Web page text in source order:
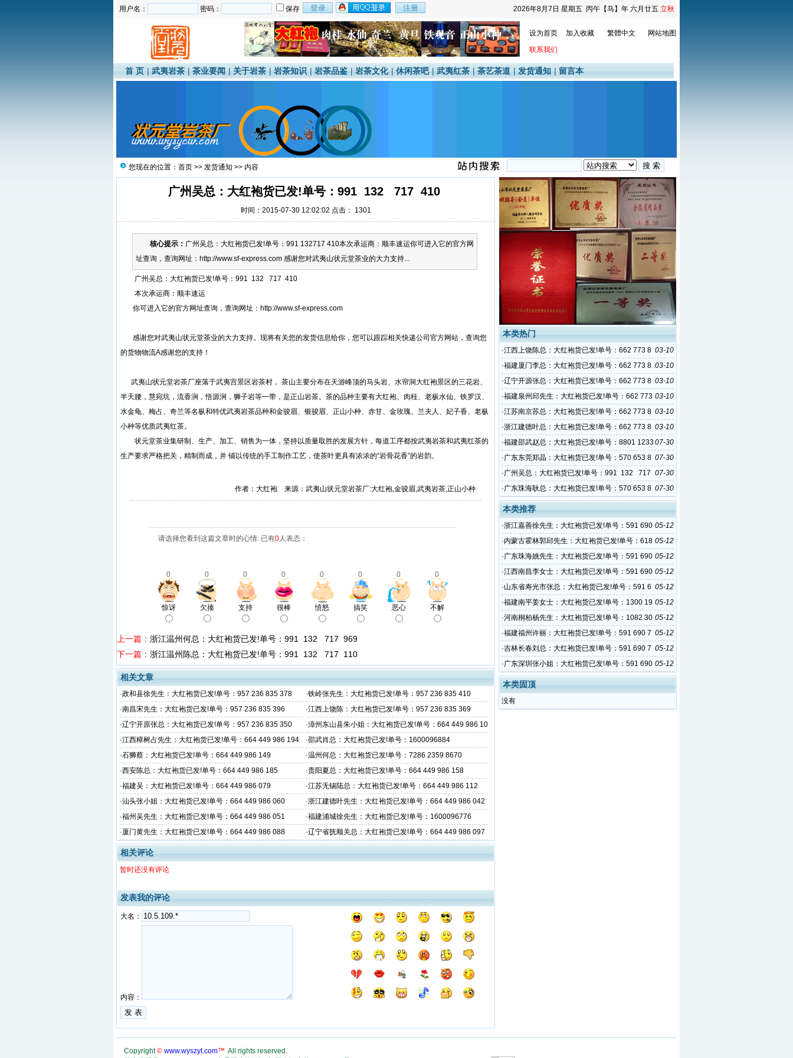
2026年8月7日 星期五 丙午【马】年 六月廿五 立秋
用户名： 密码： 保存
设为首页 加入收藏 繁體中文
网站地图
联系我们
首 页 |武夷岩茶 |茶业要闻 |关于岩茶 |岩茶知识 |岩茶品鉴 |岩茶文化 |休闲茶吧 |武夷红茶 |茶艺茶道 |发货通知 |留言本
您现在的位置： 首页 >> 发货通知 >> 内容
广州吴总：大红袍货已发!单号：991 132 717 410
时间：2015-07-30 12:02:02 点击： 1301
核心提示： 广州吴总：大红袍货已发!单号：991 132717 410本次承运商：顺丰速运你可进入它的官方网
址查询，查询网址：http://www.sf-express.com 感谢您对武夷山状元堂茶业的大力支持...
广州吴总：大红袍货已发!单号：991 132 717 410
本次承运商：顺丰速运
你可进入它的官方网址查询，查询网址：http://www.sf-express.com
感谢您对武夷山状元堂茶业的大力支持。现将有关您的发货信息给你，您可以跟踪相关快递公司官方网站，查询您
的货物物流A感谢您的支持！
武夷山状元堂岩茶厂座落于武夷宫景区岩茶村， 茶山主要分布在天游峰顶的马头岩、水帘洞大红袍景区的三花岩、
半天腰，慧宛坑，流香涧，悟源涧，狮子岩等一带，是正山岩茶。茶的品种主要有大红袍、肉桂、老枞水仙、铁罗汉、
水金龟、梅占、奇兰等名枞和特优武夷岩茶品种和金骏眉、银骏眉、正山小种、赤甘、金玫瑰、兰夫人、妃子香、老枞
小种等优质武夷红茶。
状元堂茶业集研制、生产、加工、销售为一体，坚持以质量取胜的发展方针，每道工序都按武夷岩茶和武夷红茶的
生产要求严格把关，精制而成，并 铺以传统的手工制作工艺，使茶叶更具有浓浓的“岩骨花香”的岩韵。
作者：大红袍 来源：武夷山状元堂岩茶厂:大红袍,金骏眉,武夷岩茶,正山小种
请选择您看到这篇文章时的心情: 已有0人表态：
0 0 0 0 0 0 0 0
惊讶 欠揍 支持 很棒 愤怒 搞笑 恶心 不解
上一篇： 浙江温州何总：大红袍货已发!单号：991 132 717 969
下一篇： 浙江温州陈总：大红袍货已发!单号：991 132 717 110
相关文章
·政和县徐先生：大红袍货已发!单号：957 236 835 378 ·铁岭张先生：大红袍货已发!单号：957 236 835 410
·南昌宋先生：大红袍货已发!单号：957 236 835 396 ·江西上饶陈：大红袍货已发!单号：957 236 835 369
·辽宁开原张总：大红袍货已发!单号：957 236 835 350 ·漳州东山县朱小姐：大红袍货已发!单号：664 449 986 10
3
·江西樟树占先生：大红袍货已发!单号：664 449 986 194 ·邵武肖总：大红袍货已发!单号：1600096884
·石狮蔡：大红袍货已发!单号：664 449 986 149 ·温州何总：大红袍货已发!单号：7286 2359 8670
·西安陈总：大红袍货已发!单号：664 449 986 185 ·贵阳夏总：大红袍货已发!单号：664 449 986 158
·福建吴：大红袍货已发!单号：664 449 986 079 ·江苏无锡陆总：大红袍货已发!单号：664 449 986 112
·汕头张小姐：大红袍货已发!单号：664 449 986 060 ·浙江建德叶先生：大红袍货已发!单号：664 449 986 042
·福州吴先生：大红袍货已发!单号：664 449 986 051 ·福建浦城徐先生：大红袍货已发!单号：1600096776
·厦门黄先生：大红袍货已发!单号：664 449 986 088 ·辽宁省抚顺关总：大红袍货已发!单号：664 449 986 097
相关评论
暂时还没有评论
发表我的评论
大名：
内容：
本类热门
03-10
·江西上饶陈总：大红袍货已发!单号：662 773 8
61 415
03-10
·福建厦门李总：大红袍货已发!单号：662 773 8
61 424
03-10
·辽宁开源张总：大红袍货已发!单号：662 773 8
61 382
03-10
·福建泉州邱先生：大红袍货已发!单号：662 773
861 373
03-10
·江苏南京苏总：大红袍货已发!单号：662 773 8
61 558
03-10
·浙江建德叶总：大红袍货已发!单号：662 773 8
61 346
07-30
·福建邵武赵总：大红袍货已发!单号：8801 1233
6130
07-30
·广东东莞郑晶：大红袍货已发!单号：570 653 8
93 189
07-30
·广州吴总：大红袍货已发!单号：991 132 717
410
07-30
·广东珠海耿总：大红袍货已发!单号：570 653 8
93 143
本类推荐
05-12
·浙江嘉善徐先生：大红袍货已发!单号：591 690
504 949
05-12
·内蒙古霍林郭邱先生：大红袍货已发!单号：618
0 9593 0257
05-12
·广东珠海姚先生：大红袍货已发!单号：591 690
504 976
05-12
·江西南昌李女士：大红袍货已发!单号：591 690
504 994
05-12
·山东省寿光市张总：大红袍货已发!单号：591 6
90 505 034
05-12
·福建南平姜女士：大红袍货已发!单号：1300 19
8 111
05-12
·河南桐柏杨先生：大红袍货已发!单号：1082 30
46 37300
05-12
·福建福州许丽：大红袍货已发!单号：591 690 7
82 454
05-12
·吉林长春刘总：大红袍货已发!单号：591 690 7
82 376
05-12
·广东深圳张小姐：大红袍货已发!单号：591 690
782 418
本类固顶
没有
Copyright© www.wyszyt.com™ All rights reserved .